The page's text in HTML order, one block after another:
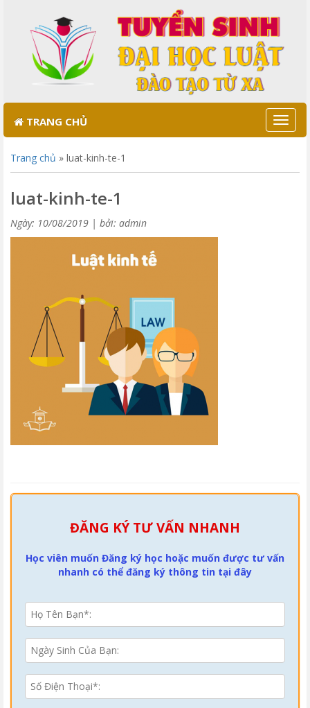
TRANG CHỦ
Trang chủ » luat-kinh-te-1
luat-kinh-te-1
Ngày: 10/08/2019 | bởi: admin
ĐĂNG KÝ TƯ VẤN NHANH
Học viên muốn Đăng ký học hoặc muốn được tư vấn
nhanh có thể đăng ký thông tin tại đây